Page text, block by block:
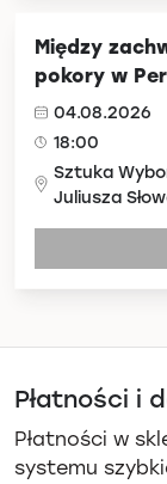
Między
pokory w
04.08.2026
18:00
Sztuka
Juliusza
Płatności i
Płatności w
systemu